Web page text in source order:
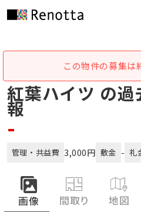
この物件の募集は
紅葉ハイツ の
報
-
管理・共益費 3,000円 敷金 - 礼
画像 間取り 地図